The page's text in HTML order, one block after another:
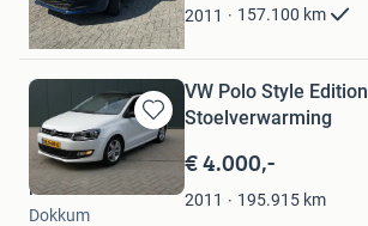
2011 157.100 km
chevina
Cuijk
Bewaren
in
Mijn
Favorieten
VW Polo Style
Stoelverwarming
€ 4.000,-
2011 195.915 km
Noord Deals
Dokkum